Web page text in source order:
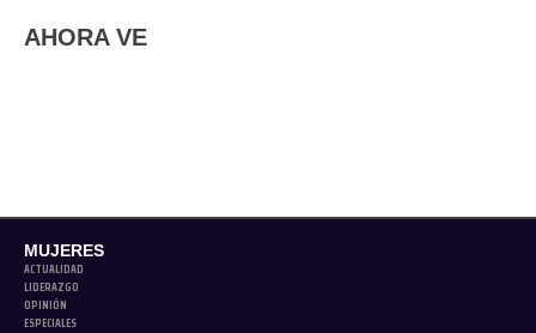
AHORA VE
MUJERES
ACTUALIDAD
LIDERAZGO
OPINIÓN
ESPECIALES